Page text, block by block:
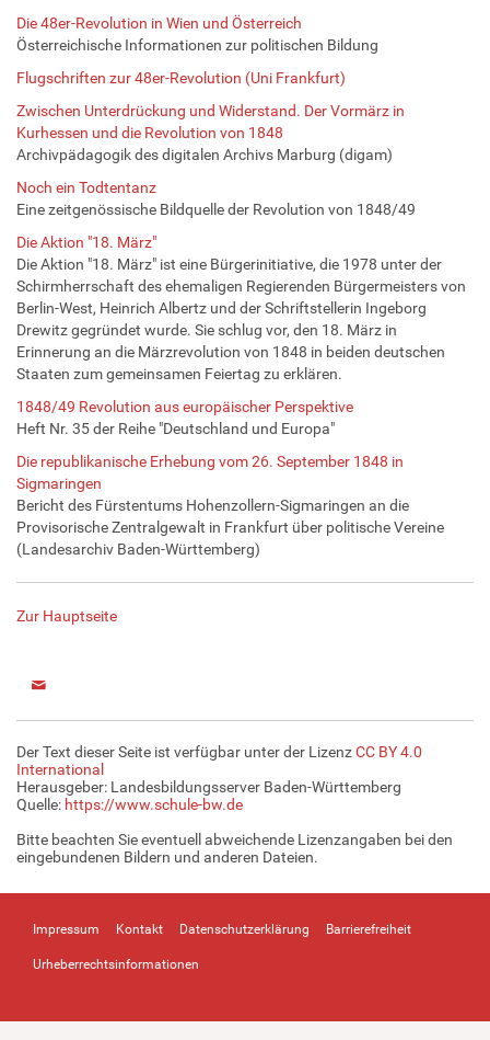
Die 48er-Revolution in Wien und Österreich
Österreichische Informationen zur politischen Bildung
Flugschriften zur 48er-Revolution (Uni Frankfurt)
Zwischen Unterdrückung und Widerstand. Der Vormärz in
Kurhessen und die Revolution von 1848
Archivpädagogik des digitalen Archivs Marburg (digam)
Noch ein Todtentanz
Eine zeitgenössische Bildquelle der Revolution von 1848/49
Die Aktion "18. März"
Die Aktion "18. März" ist eine Bürgerinitiative, die 1978 unter der
Schirmherrschaft des ehemaligen Regierenden Bürgermeisters von
Berlin-West, Heinrich Albertz und der Schriftstellerin Ingeborg
Drewitz gegründet wurde. Sie schlug vor, den 18. März in
Erinnerung an die Märzrevolution von 1848 in beiden deutschen
Staaten zum gemeinsamen Feiertag zu erklären.
1848/49 Revolution aus europäischer Perspektive
Heft Nr. 35 der Reihe "Deutschland und Europa"
Die republikanische Erhebung vom 26. September 1848 in
Sigmaringen
Bericht des Fürstentums Hohenzollern-Sigmaringen an die
Provisorische Zentralgewalt in Frankfurt über politische Vereine
(Landesarchiv Baden-Württemberg)
Zur Hauptseite
Der Text dieser Seite ist verfügbar unter der LizenzCC BY 4.0
International
Herausgeber: Landesbildungsserver Baden-Württemberg
Quelle: https://www.schule-bw.de
Bitte beachten Sie eventuell abweichende Lizenzangaben bei den
eingebundenen Bildern und anderen Dateien.
Impressum Kontakt Datenschutzerklärung Barrierefreiheit
Urheberrechtsinformationen